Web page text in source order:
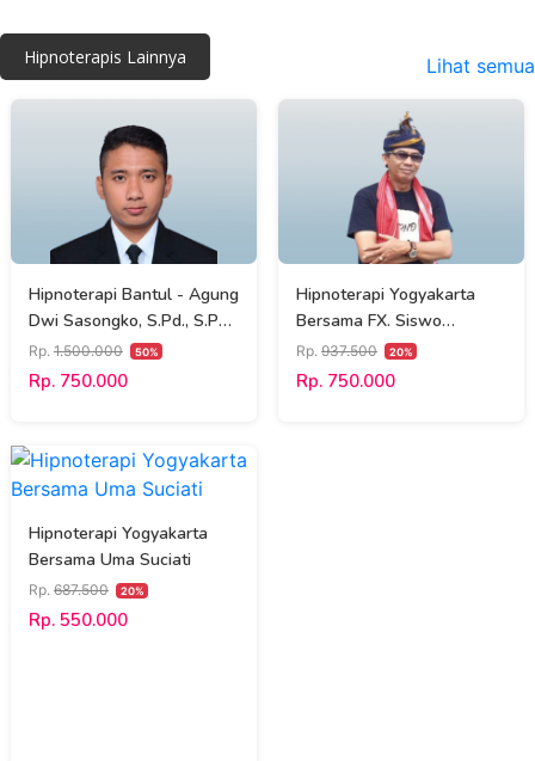
Hipnoterapis Lainnya Lihat semua
Hipnoterapi Bantul - Agung
Dwi Sasongko, S.Pd., S.Psi.,
M.Pd., CHt., CI., CT.NNLP
Rp. 1.500.000 50%
Rp. 750.000
Hipnoterapi Yogyakarta
Bersama FX. Siswo
Murdwiyono
Rp. 937.500 20%
Rp. 750.000
Hipnoterapi Yogyakarta
Bersama Uma Suciati
Rp. 687.500 20%
Rp. 550.000